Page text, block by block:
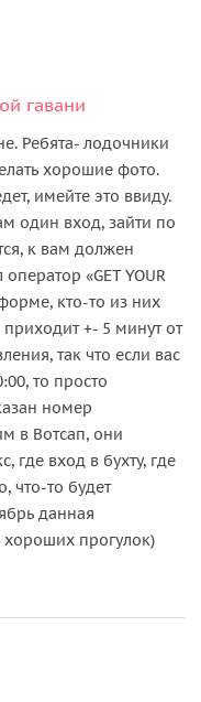
гавани
Ребята- лодочники
хорошие фото.
имейте это ввиду.
один вход, зайти по
к вам должен
«GET YOUR
кто-то из них
+- 5 минут от
так что если вас
то просто
номер
в Вотсап, они
где вход в бухту, где
что-то будет
данная
хороших прогулок)